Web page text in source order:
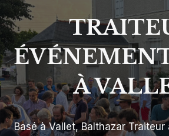
À
Basé à Vallet, Balthazar